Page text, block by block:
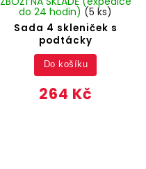
Sada 4 skleniček s
podtácky
do 24 hodin) (5 ks)
264 Kč
Do košíku